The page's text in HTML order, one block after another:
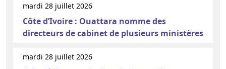
mardi 28 juillet 2026
Côte d’Ivoire : Ouattara nomme des
directeurs de cabinet de plusieurs ministères
mardi 28 juillet 2026